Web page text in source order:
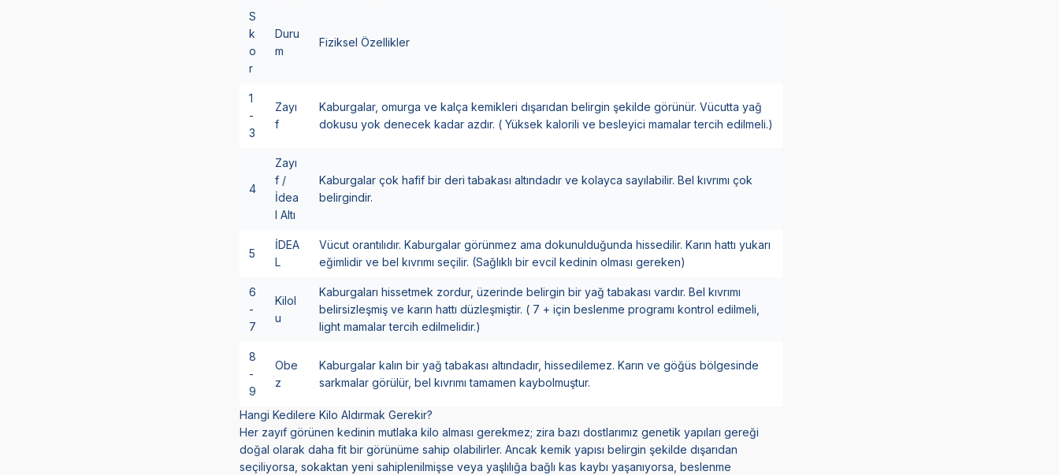
S
k
o
r
Duru
m
Fiziksel Özellikler
1
-
3
Zayı
f
Kaburgalar, omurga ve kalça kemikleri dışarıdan belirgin şekilde görünür. Vücutta yağ
dokusu yok denecek kadar azdır. ( Yüksek kalorili ve besleyici mamalar tercih edilmeli.)
4
Zayı
f /
İdea
l Altı
Kaburgalar çok hafif bir deri tabakası altındadır ve kolayca sayılabilir. Bel kıvrımı çok
belirgindir.
5
İDEA
L
Vücut orantılıdır. Kaburgalar görünmez ama dokunulduğunda hissedilir. Karın hattı yukarı
eğimlidir ve bel kıvrımı seçilir. (Sağlıklı bir evcil kedinin olması gereken)
6
-
7
Kilol
u
Kaburgaları hissetmek zordur, üzerinde belirgin bir yağ tabakası vardır. Bel kıvrımı
belirsizleşmiş ve karın hattı düzleşmiştir. ( 7 + için beslenme programı kontrol edilmeli,
light mamalar tercih edilmelidir.)
8
-
9
Obe
z
Kaburgalar kalın bir yağ tabakası altındadır, hissedilemez. Karın ve göğüs bölgesinde
sarkmalar görülür, bel kıvrımı tamamen kaybolmuştur.
Hangi Kedilere Kilo Aldırmak Gerekir?
Her zayıf görünen kedinin mutlaka kilo alması gerekmez; zira bazı dostlarımız genetik yapıları gereği
doğal olarak daha fit bir görünüme sahip olabilirler. Ancak kemik yapısı belirgin şekilde dışarıdan
seçiliyorsa, sokaktan yeni sahiplenilmişse veya yaşlılığa bağlı kas kaybı yaşanıyorsa, beslenme